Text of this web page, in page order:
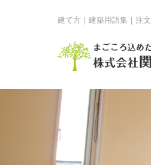
建て方｜建築用語集｜注